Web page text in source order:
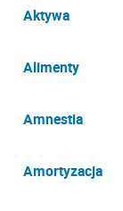
Aktywa
Alimenty
Amnestia
Amortyzacja